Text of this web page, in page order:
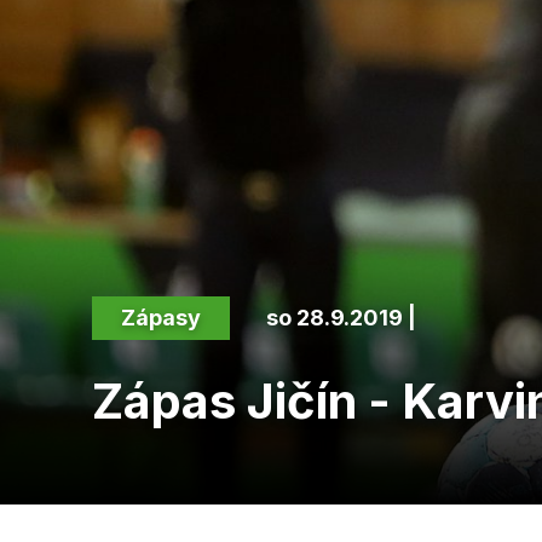
Zápasy so 28.9.2019 |
Zápas Jičín -